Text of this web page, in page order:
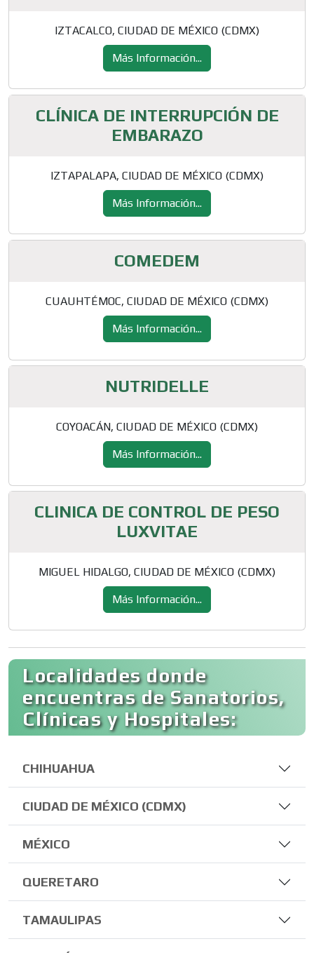
IZTACALCO, CIUDAD DE MÉXICO (CDMX)
Más Información...
CLÍNICA DE INTERRUPCIÓN DE
EMBARAZO
IZTAPALAPA, CIUDAD DE MÉXICO (CDMX)
Más Información...
COMEDEM
CUAUHTÉMOC, CIUDAD DE MÉXICO (CDMX)
Más Información...
NUTRIDELLE
COYOACÁN, CIUDAD DE MÉXICO (CDMX)
Más Información...
CLINICA DE CONTROL DE PESO
LUXVITAE
MIGUEL HIDALGO, CIUDAD DE MÉXICO (CDMX)
Más Información...
Localidades donde
encuentras de Sanatorios,
Clínicas y Hospitales:
CHIHUAHUA
CIUDAD DE MÉXICO (CDMX)
MÉXICO
QUERETARO
TAMAULIPAS